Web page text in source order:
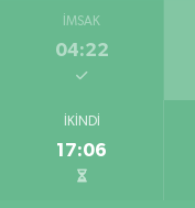
İMSAK
04:22
İKINDI
17:06